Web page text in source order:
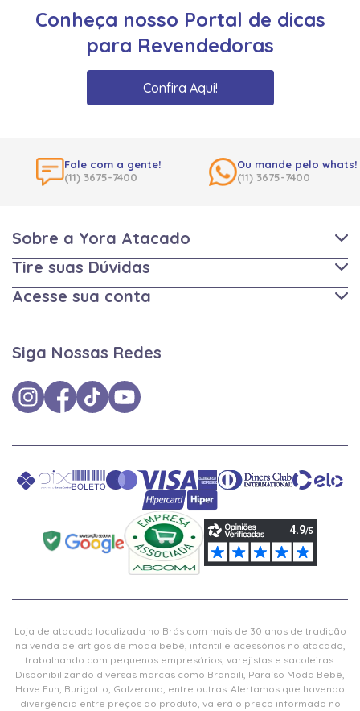
Conheça nosso Portal de dicas
para Revendedoras
Confira Aqui!
Fale com a gente!
(11) 3675-7400
Ou mande pelo whats!
(11) 3675-7400
Sobre a Yora Atacado
Tire suas Dúvidas
Acesse sua conta
Siga Nossas Redes
Loja de atacado localizada no Brás com mais de 30 anos de tradição
na venda de artigos de moda bebê, infantil e acessórios no atacado,
trabalhando com pequenos empresários, varejistas e sacoleiras.
Disponibilizando diversas marcas como Brandili, Paraíso Moda Bebê,
Have Fun, Burigotto, Galzerano, entre outras. Alertamos que havendo
divergência entre preços do produto, valerá o preço informado no